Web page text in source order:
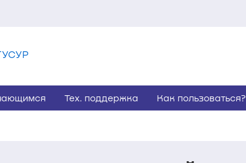
Тех. поддержка Как пользоваться?